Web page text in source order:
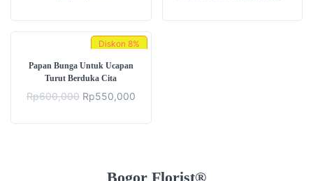
Diskon 8%
Papan Bunga Untuk Ucapan
Turut Berduka Cita
Rp600,000 Rp550,000
Bogor Florist®